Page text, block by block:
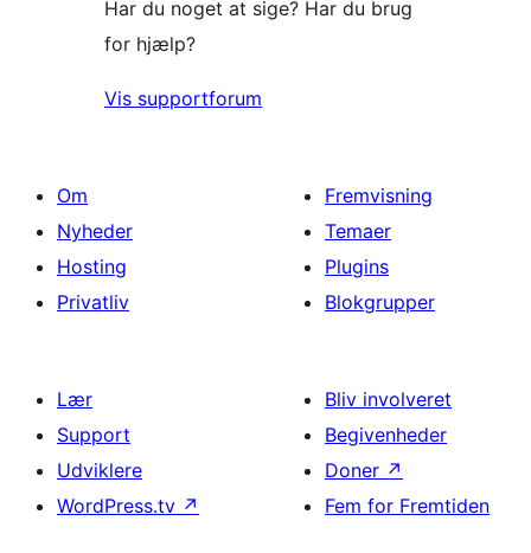
Har du noget at sige? Har du brug
for hjælp?
Vis supportforum
Om
Nyheder
Hosting
Privatliv
Fremvisning
Temaer
Plugins
Blokgrupper
Lær
Support
Udviklere
WordPress.tv ↗
Bliv involveret
Begivenheder
Doner ↗
Fem for Fremtiden